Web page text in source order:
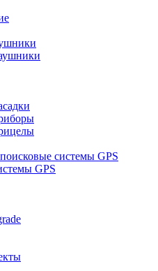
системы GPS
GPS